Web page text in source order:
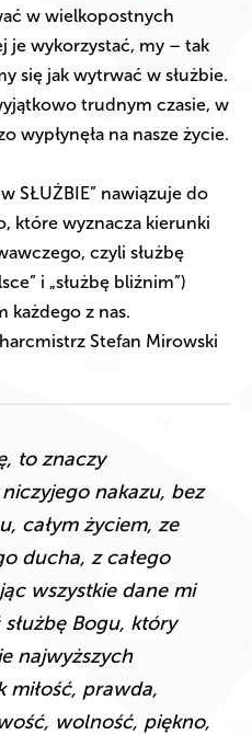
w wielkopostnych
je wykorzystać, my – tak
się jak wytrwać w służbie.
trudnym czasie, w
wypłynęła na nasze życie.
SŁUŻBIE” nawiązuje do
które wyznacza kierunki
czyli służbę
i „służbę bliźnim”)
każdego z nas.
Stefan Mirowski
to znaczy
nakazu, bez
całym życiem, ze
ducha, z całego
wszystkie dane mi
Bogu, który
najwyższych
miłość, prawda,
wolność, piękno,